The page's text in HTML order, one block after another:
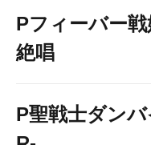
Pフィーバー
絶唱
P聖戦士ダン